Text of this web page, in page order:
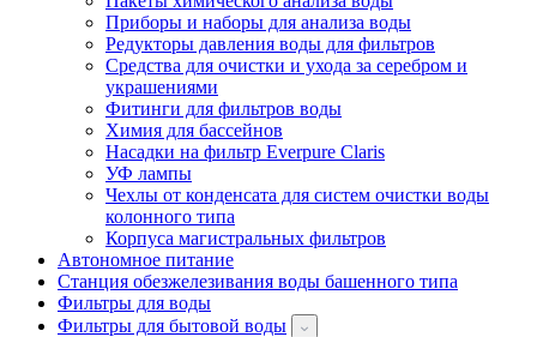
Приборы и наборы для анализа воды
Редукторы давления воды для фильтров
Средства для очистки и ухода за серебром и
украшениями
Фитинги для фильтров воды
Химия для бассейнов
Насадки на фильтр Everpure Claris
УФ лампы
Чехлы от конденсата для систем очистки воды
колонного типа
Корпуса магистральных фильтров
Автономное питание
Станция обезжелезивания воды башенного типа
Фильтры для воды
Фильтры для бытовой воды